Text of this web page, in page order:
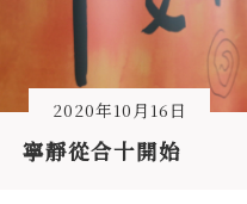
2020年10月16日
寧靜從合十開始